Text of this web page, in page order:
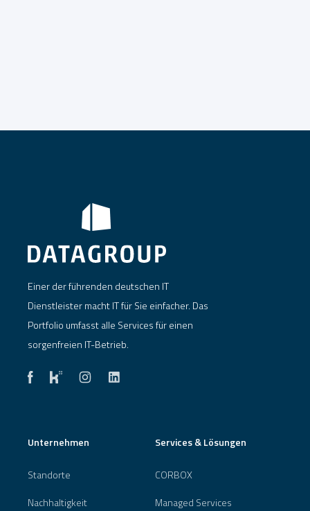
Einer der führenden deutschen IT
Dienstleister macht IT für Sie einfacher. Das
Portfolio umfasst alle Services für einen
sorgenfreien IT-Betrieb.
Unternehmen
Standorte
Nachhaltigkeit
Services & Lösungen
CORBOX
Managed Services